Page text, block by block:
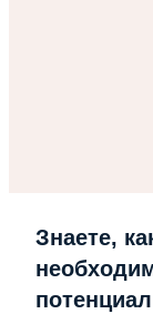
Знаете,